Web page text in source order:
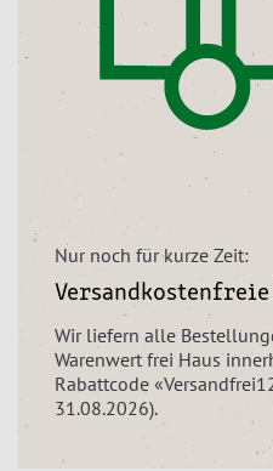
Nur noch für kurze Zeit:
Wir liefern alle
Warenwert frei Haus
Rabattcode
31.08.2026).